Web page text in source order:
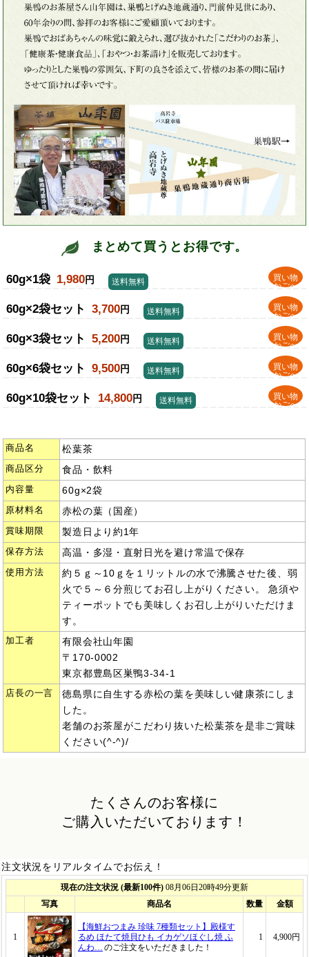
まとめて買うとお得です。
60g×1袋 1,980円
買い物
かごへ
送料無料
60g×2袋セット 3,700円
買い物
かごへ
送料無料
60g×3袋セット 5,200円
買い物
かごへ
送料無料
60g×6袋セット 9,500円
買い物
かごへ
送料無料
60g×10袋セット 14,800円
買い物
かごへ
送料無料
商品名 松葉茶
商品区分 食品・飲料
内容量 60g×2袋
原材料名 赤松の葉（国産）
賞味期限 製造日より約1年
保存方法 高温・多湿・直射日光を避け常温で保存
使用方法
約５ｇ～10ｇを１リットルの水で沸騰させた後、弱
火で５～６分煎じてお召し上がりください。 急須や
ティーポットでも美味しくお召し上がりいただけま
す。
加工者
有限会社山年園
〒170-0002
東京都豊島区巣鴨3-34-1
店長の一言
徳島県に自生する赤松の葉を美味しい健康茶にしま
した。
老舗のお茶屋がこだわり抜いた松葉茶を是非ご賞味
ください(^-^)/
たくさんのお客様に
ご購入いただいております！
注文状況をリアルタイムでお伝え！